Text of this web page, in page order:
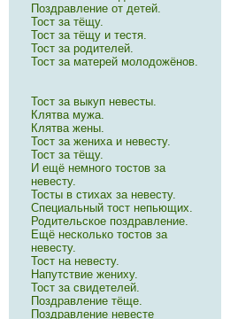
Поздравление от детей.
Тост за тёщу.
Тост за тёщу и тестя.
Тост за родителей.
Тост за матерей молодожёнов.
Тост за выкуп невесты.
Клятва мужа.
Клятва жены.
Тост за жениха и невесту.
Тост за тёщу.
И ещё немного тостов за
невесту.
Тосты в стихах за невесту.
Специальный тост непьющих.
Родительское поздравление.
Ещё несколько тостов за
невесту.
Тост на невесту.
Напутствие жениху.
Тост за свидетелей.
Поздравление тёще.
Поздравление невесте